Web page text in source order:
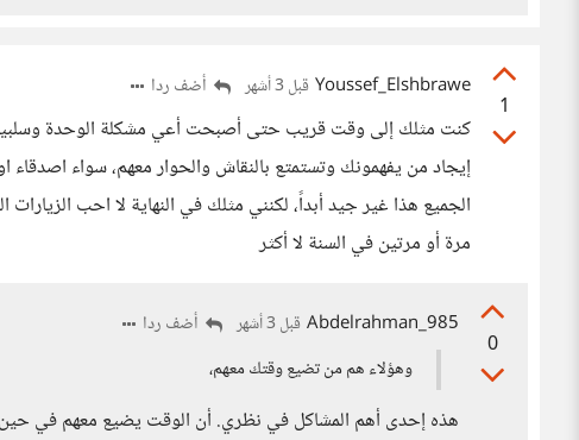
1
Youssef_Elshbrawe قبل 3 أشهر أضف ردا
كنت مثلك إلى وقت قريب حتى أصبحت أعي مشكلة الوحدة
إيجاد من يفهمونك وتستمتع بالنقاش والحوار معهم، سواء
الجميع هذا غير جيد أبداً، لكنني مثلك في النهاية لا احب
مرة أو مرتين في السنة لا أكثر
0
Abdelrahman_985 قبل 3 أشهر
أضف ردا
وهؤلاء هم من تضيع وقتك معهم،
هذه إحدى أهم المشاكل في نظري. أن الوقت يضيع معهم في حين